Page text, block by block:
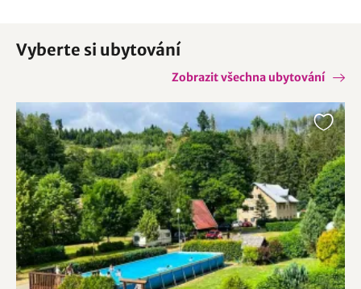
Vyberte si ubytování
Zobrazit všechna ubytování